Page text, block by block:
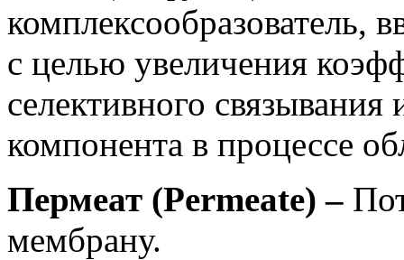
комплексообразователь,
с целью увеличения
селективного
компонента в процессе
Пермеат (Permeate) –
мембрану.